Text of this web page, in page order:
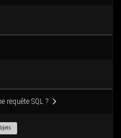
requête SQL ?